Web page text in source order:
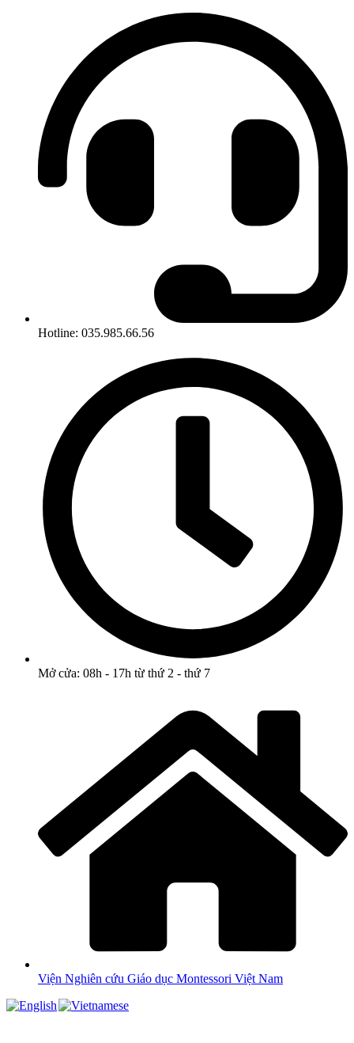
Hotline: 035.985.66.56
Mở cửa: 08h - 17h từ thứ 2 - thứ 7
Viện Nghiên cứu Giáo dục Montessori Việt Nam